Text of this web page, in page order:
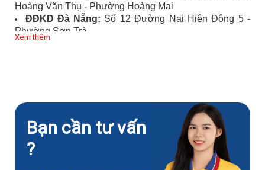
Hoàng Văn Thụ - Phường Hoàng Mai
ĐĐKD Đà Nẵng: Số 12 Đường Nại Hiên Đông 5 -
Phường Sơn Trà
Xem thêm
Bạn cần tư vấn
?